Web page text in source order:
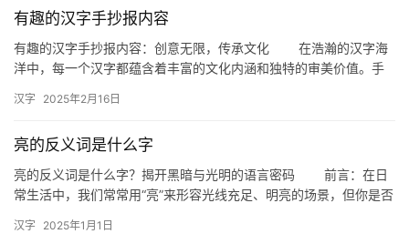
有趣的汉字手抄报内容
有趣的汉字手抄报内容：创意无限，传承文化 在浩瀚的汉字海
洋中，每一个汉字都蕴含着丰富的文化内涵和独特的审美价值。手
扬汉…
汉字 2025年2月16日
亮的反义词是什么字
亮的反义词是什么字？揭开黑暗与光明的语言密码 前言：在日
常生活中，我们常常用“亮”来形容光线充足、明亮的场景，但你是否
汉字 2025年1月1日